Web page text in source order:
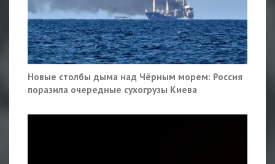
Новые столбы дыма над Чёрным морем: Россия
поразила очередные сухогрузы Киева